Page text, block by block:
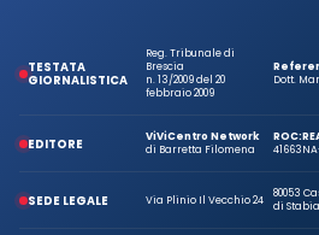
TESTATA
GIORNALISTICA
Reg. Tribunale di
Brescia
n. 13/2009 del 20
febbraio 2009
Dott.
EDITORE
ViViCentro Network
di Barretta Filomena
ROC:
41663
SEDE LEGALE Via Plinio Il Vecchio 24
80053
di Stabia